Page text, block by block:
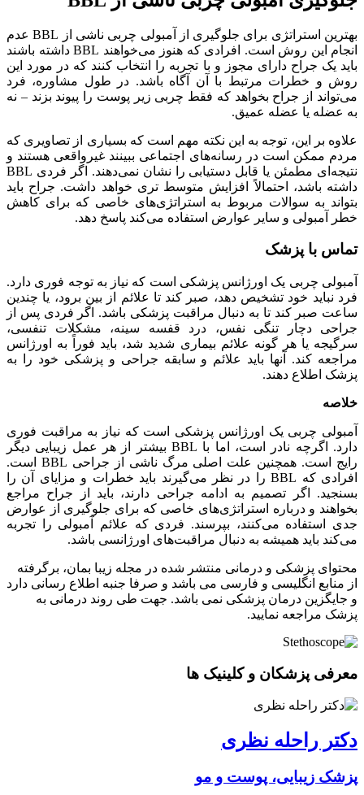
بهترین استراتژی برای جلوگیری از آمبولی چربی ناشی از BBL عدم
انجام این روش است. افرادی که هنوز می‌خواهند BBL داشته باشند
باید یک جراح دارای مجوز و با تجربه را انتخاب کنند که در مورد این
روش و خطرات مرتبط با آن آگاه باشد. در طول مشاوره، فرد
می‌تواند از جراح بخواهد که فقط چربی زیر پوست را پیوند بزند – نه
به عضله یا عضله عمیق.
علاوه بر این، توجه به این نکته مهم است که بسیاری از تصاویری که
مردم ممکن است در رسانه‌های اجتماعی ببینند غیرواقعی هستند و
نتیجه‌ای مطمئن یا قابل دستیابی را نشان نمی‌دهند. اگر فردی BBL
داشته باشد، احتمالاً افزایش متوسط ​​تری خواهد داشت. جراح باید
بتواند به سوالات مربوط به استراتژی‌های خاصی که برای کاهش
خطر آمبولی و سایر عوارض استفاده می‌کند پاسخ دهد.
تماس با پزشک
آمبولی چربی یک اورژانس پزشکی است که نیاز به توجه فوری دارد.
فرد نباید خود تشخیص دهد، صبر کند تا علائم از بین برود، یا چندین
ساعت صبر کند تا به دنبال مراقبت پزشکی باشد. اگر فردی پس از
جراحی دچار تنگی نفس، درد قفسه سینه، مشکلات تنفسی،
سرگیجه یا هر گونه علائم بیماری شدید شد، باید فوراً به اورژانس
مراجعه کند. آنها باید علائم و سابقه جراحی و پزشکی خود را به
پزشک اطلاع دهند.
خلاصه
آمبولی چربی یک اورژانس پزشکی است که نیاز به مراقبت فوری
دارد. اگرچه نادر است، اما با BBL بیشتر از هر عمل زیبایی دیگر
رایج است. همچنین علت اصلی مرگ ناشی از جراحی BBL است.
افرادی که BBL را در نظر می‌گیرند باید خطرات و مزایای آن را
بسنجید. اگر تصمیم به ادامه جراحی دارند، باید از جراح مراجع
بخواهند و درباره استراتژی‌های خاصی که برای جلوگیری از عوارض
جدی استفاده می‌کنند، بپرسند. فردی که علائم آمبولی را تجربه
می‌کند باید همیشه به دنبال مراقبت‌های اورژانسی باشد.
محتوای پزشکی و درمانی منتشر شده در مجله زیبا بمان، برگرفته
از منابع انگلیسی و فارسی می باشد و صرفا جنبه اطلاع رسانی دارد
و جایگزین درمان پزشکی نمی باشد. جهت طی روند درمانی به
پزشک مراجعه نمایید.
معرفی پزشکان و کلینیک ها
دکتر راحله نظری
پزشک زیبایی، پوست و مو